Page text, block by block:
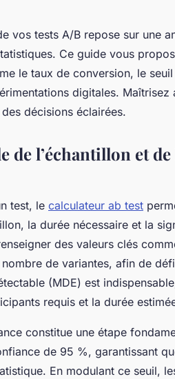
vos tests A/B repose sur une
Ce guide vous
le taux de conversion, le
digitales. Maîtrisez
décisions éclairées.
de l’échantillon et
test, le calculateur ab test
la durée nécessaire et la
des valeurs clés
de variantes, afin de
(MDE) est
requis et la durée
constitue une étape
de 95 %, garantissant
En modulant ce seuil,